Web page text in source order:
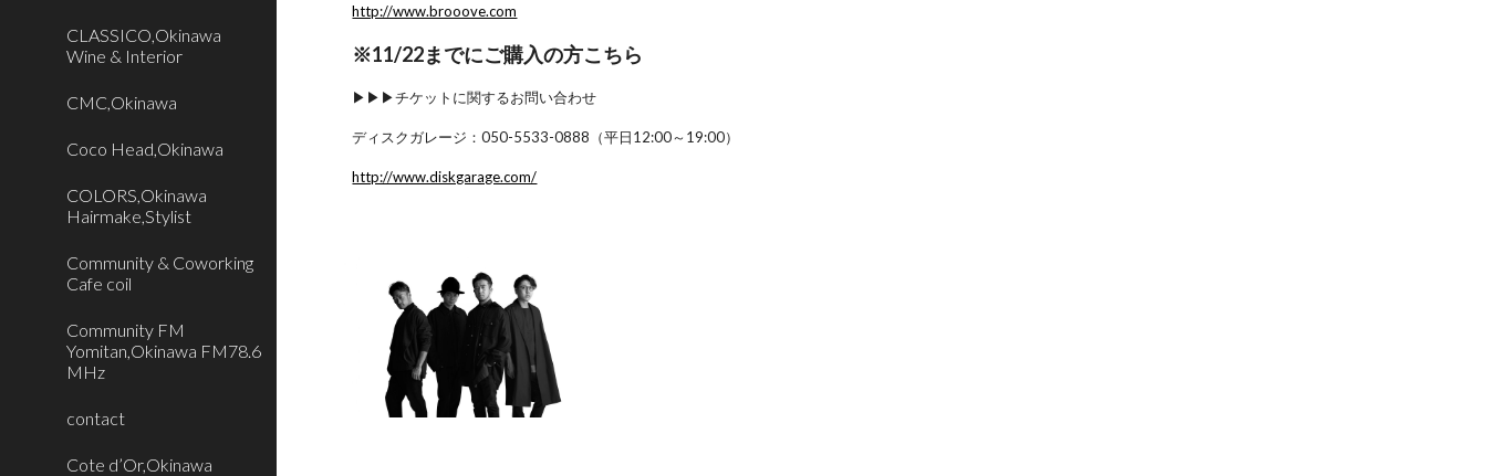
CLASSICO,Okinawa
Wine & Interior
CMC,Okinawa
Coco Head,Okinawa
COLORS,Okinawa
Hairmake,Stylist
Community & Coworking
Cafe coil
Community FM
Yomitan,Okinawa FM78.6
MHz
contact
Cote d’Or,Okinawa
http://www.brooove.com
※11/22までにご購入の方こちら
▶︎▶︎▶︎チケットに関するお問い合わせ
ディスクガレージ：050-5533-0888（平日12:00～19:00）
http://www.diskgarage.com/